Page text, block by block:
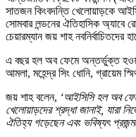
সাতজন কিংবদন্তি খেলোয়াড়কে
সোমবার লন্ডনের ঐতিহাসিক
চেয়ারম্যান জয় শাহ নবনির্বাচিতদের
এ বছর হল অব ফেমে অন্তর্ভুক্ত
আমলা, মহেন্দ্র সিং ধোনি, গ্রায়েম
জয় শাহ বলেন, ‘আইসিসি হল অব
খেলোয়াড়দের শ্রদ্ধা জানাই, যারা
ঐতিহ্য গড়েছেন এবং ভবিষ্যৎ